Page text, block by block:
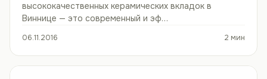
высококачественных керамических вкладок в
Виннице — это современный и эф…
06.11.2016 2 мин